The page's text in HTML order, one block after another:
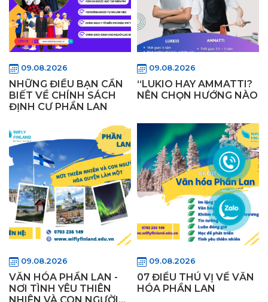
09.08.2026
NHỮNG ĐIỀU BẠN CẦN
BIẾT VỀ CHÍNH SÁCH
ĐỊNH CƯ PHẦN LAN
09.08.2026
“LUKIO HAY AMMATTI?
NÊN CHỌN HƯỚNG NÀO
09.08.2026
VĂN HÓA PHẦN LAN -
NƠI TÌNH YÊU THIÊN
09.08.2026
07 ĐIỀU THÚ VỊ VỀ VĂN
HÓA PHẦN LAN